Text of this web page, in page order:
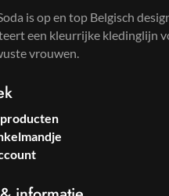
is op en top Belgisch
een kleurrijke kledinglijn
vrouwen.
producten